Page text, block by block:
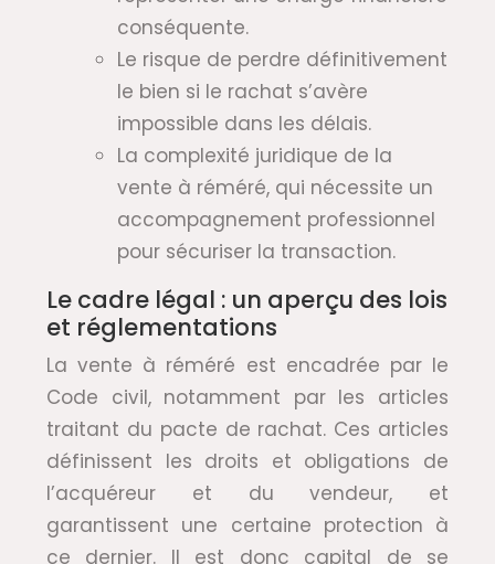
conséquente.
Le risque de perdre définitivement
le bien si le rachat s’avère
impossible dans les délais.
La complexité juridique de la
vente à réméré, qui nécessite un
accompagnement professionnel
pour sécuriser la transaction.
Le cadre légal : un aperçu des lois
et réglementations
La vente à réméré est encadrée par le
Code civil, notamment par les articles
traitant du pacte de rachat. Ces articles
définissent les droits et obligations de
l’acquéreur et du vendeur, et
garantissent une certaine protection à
ce dernier. Il est donc capital de se